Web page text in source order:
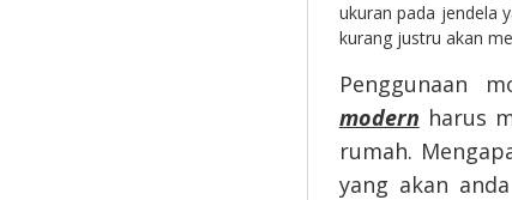
ukuran pada jendela
kurang justru akan
Penggunaan
modern harus
rumah.
yang akan